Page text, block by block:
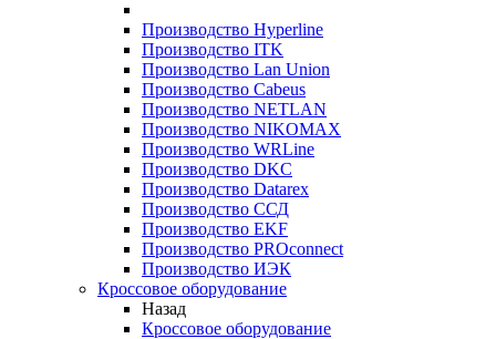
Производство Hyperline
Производство ITK
Производство Lan Union
Производство Cabeus
Производство NETLAN
Производство NIKOMAX
Производство WRLine
Производство DKC
Производство Datarex
Производство ССД
Производство EKF
Производство PROconnect
Производство ИЭК
Кроссовое оборудование
Назад
Кроссовое оборудование